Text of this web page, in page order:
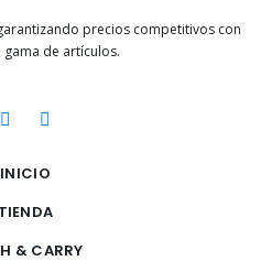
precios competitivos con
gama de artículos.
INICIO
TIENDA
& CARRY